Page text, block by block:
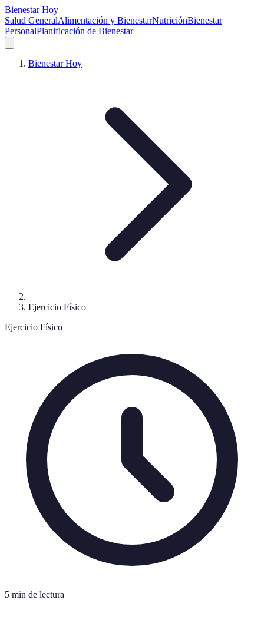
Bienestar Hoy
Salud GeneralAlimentación y BienestarNutriciónBienestar
PersonalPlanificación de Bienestar
Bienestar Hoy
Ejercicio Físico
Ejercicio Físico
5 min de lectura